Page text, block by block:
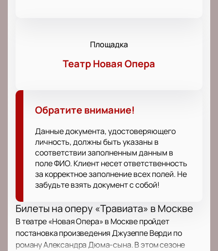
Площадка
Театр Новая Опера
Обратите внимание!
Данные документа, удостоверяющего
личность, должны быть указаны в
соответствии заполненным данным в
поле ФИО. Клиент несет ответственность
за корректное заполнение всех полей. Не
забудьте взять документ с собой!
Билеты на оперу «Травиата» в Москве
В театре «Новая Опера» в Москве пройдет
постановка произведения Джузеппе Верди по
роману Александра Дюма-сына. В этом сезоне